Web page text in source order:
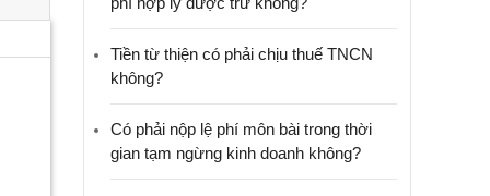
Tiền từ thiện có phải chịu thuế TNCN
không?
Có phải nộp lệ phí môn bài trong thời
gian tạm ngừng kinh doanh không?